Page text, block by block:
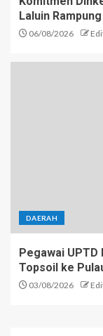
Laluin
06/08/2026
DAERAH
Pegawai
Topsoil ke
03/08/2026